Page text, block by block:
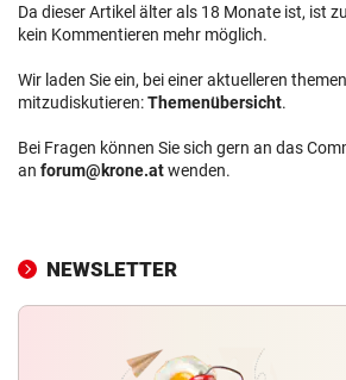
Da dieser Artikel älter als 18 Monate ist, ist
kein Kommentieren mehr möglich.
Wir laden Sie ein, bei einer aktuelleren
mitzudiskutieren:Themenübersicht.
Bei Fragen können Sie sich gern an das
an forum@krone.atwenden.
NEWSLETTER